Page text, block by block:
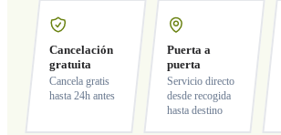
Cancelación
gratuita
Cancela gratis
hasta 24h antes
Puerta a
puerta
Servicio directo
desde recogida
hasta destino